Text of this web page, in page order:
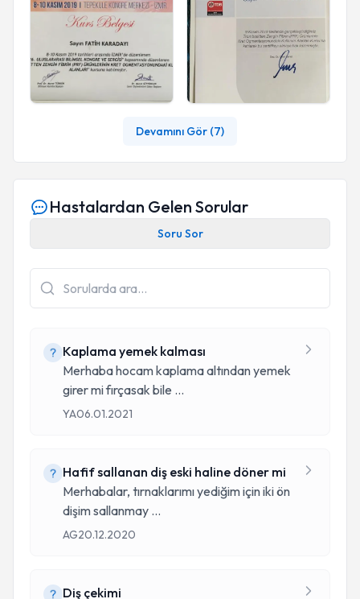
Devamını Gör (7)
Hastalardan Gelen Sorular
Soru Sor
Kaplama yemek kalması
Merhaba hocam kaplama altından yemek
girer mi fırçasak bile ...
YA06.01.2021
Hafif sallanan diş eski haline döner mi
Merhabalar, tırnaklarımı yediğim için iki ön
dişim sallanmay ...
AG20.12.2020
Diş çekimi